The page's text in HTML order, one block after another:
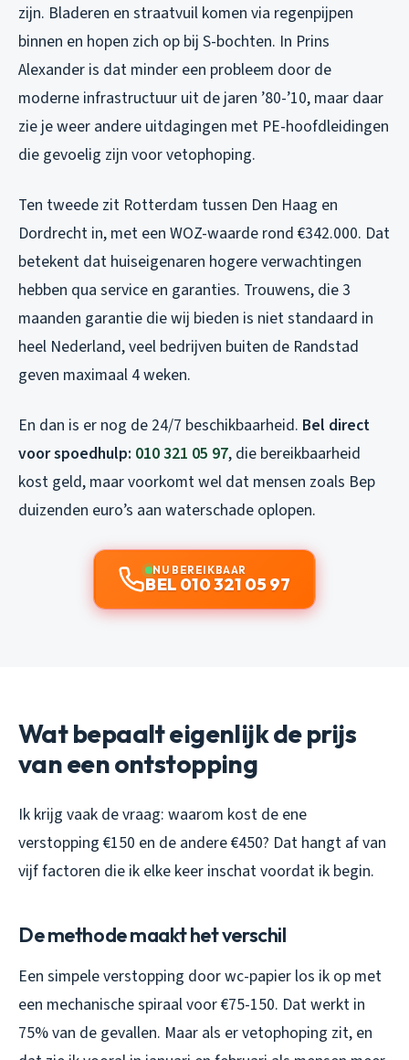
zijn. Bladeren en straatvuil komen via regenpijpen
binnen en hopen zich op bij S-bochten. In Prins
Alexander is dat minder een probleem door de
moderne infrastructuur uit de jaren ’80-’10, maar daar
zie je weer andere uitdagingen met PE-hoofdleidingen
die gevoelig zijn voor vetophoping.
Ten tweede zit Rotterdam tussen Den Haag en
Dordrecht in, met een WOZ-waarde rond €342.000. Dat
betekent dat huiseigenaren hogere verwachtingen
hebben qua service en garanties. Trouwens, die 3
maanden garantie die wij bieden is niet standaard in
heel Nederland, veel bedrijven buiten de Randstad
geven maximaal 4 weken.
En dan is er nog de 24/7 beschikbaarheid. Bel direct
voor spoedhulp: 010 321 05 97, die bereikbaarheid
kost geld, maar voorkomt wel dat mensen zoals Bep
duizenden euro’s aan waterschade oplopen.
NU BEREIKBAAR
BEL 010 321 05 97
Wat bepaalt eigenlijk de prijs
van een ontstopping
Ik krijg vaak de vraag: waarom kost de ene
verstopping €150 en de andere €450? Dat hangt af van
vijf factoren die ik elke keer inschat voordat ik begin.
De methode maakt het verschil
Een simpele verstopping door wc-papier los ik op met
een mechanische spiraal voor €75-150. Dat werkt in
75% van de gevallen. Maar als er vetophoping zit, en